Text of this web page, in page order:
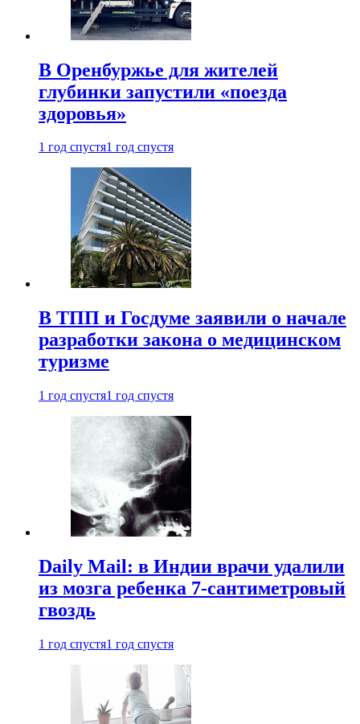
В Оренбуржье для жителей
глубинки запустили «поезда
здоровья»
1 год спустя1 год спустя
В ТПП и Госдуме заявили о начале
разработки закона о медицинском
туризме
1 год спустя1 год спустя
Daily Mail: в Индии врачи удалили
из мозга ребенка 7-сантиметровый
гвоздь
1 год спустя1 год спустя